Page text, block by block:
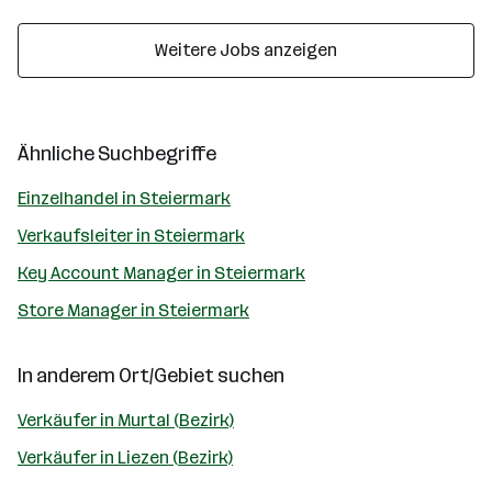
Weitere Jobs anzeigen
Ähnliche Suchbegriffe
Einzelhandel in Steiermark
Verkaufsleiter in Steiermark
Key Account Manager in Steiermark
Store Manager in Steiermark
In anderem Ort/Gebiet suchen
Verkäufer in Murtal (Bezirk)
Verkäufer in Liezen (Bezirk)